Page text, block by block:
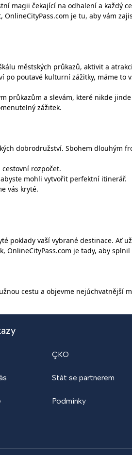
magii čekající na odhalení a každý
je tu, aby vám
městských průkazů, aktivit a
po poutavé kulturní zážitky, máme to
průkazům a slevám, které nikde
zážitek.
dobrodružství. Sbohem dlouhým
rozpočet.
mohli vytvořit perfektní itinerář.
vás kryté.
poklady vaší vybrané destinace. Ať
je tady, aby splnil
cestu a objevme nejúchvatnější
ÇKO
Stát se partnerem
Podmínky